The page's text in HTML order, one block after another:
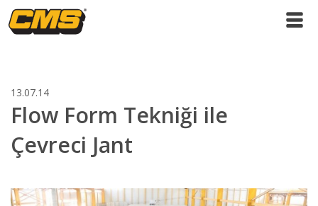
13.07.14
Flow Form Tekniği ile
Çevreci Jant